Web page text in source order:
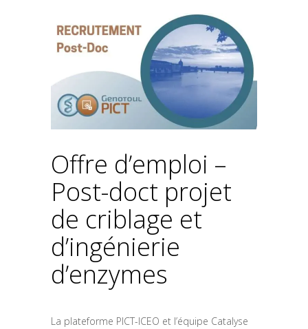
Offre d’emploi –
Post-doct projet
de criblage et
d’ingénierie
d’enzymes
La plateforme PICT-ICEO et l’équipe Catalyse